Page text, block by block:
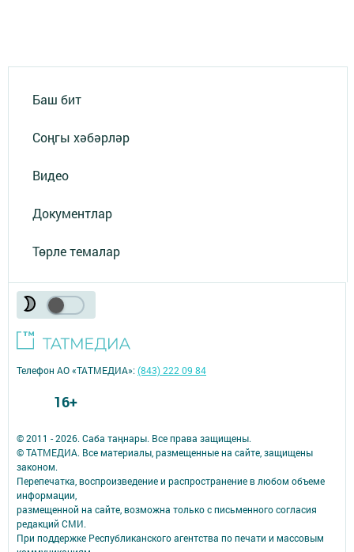
Баш бит
Соңгы хәбәрләр
Видео
Документлар
Төрле темалар
© 2011 - 2026. Саба таңнары. Все права защищены.
© ТАТМЕДИА. Все материалы, размещенные на сайте, защищены
законом.
Перепечатка, воспроизведение и распространение в любом объеме
информации,
размещенной на сайте, возможна только с письменного согласия
редакций СМИ.
При поддержке Республиканского агентства по печати и массовым
Телефон АО «ТАТМЕДИА»:(843) 222 09 84
16+